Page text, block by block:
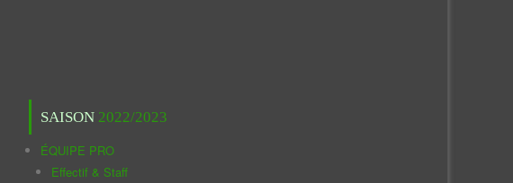
SAISON 2022/2023
ÉQUIPE PRO
Effectif & Staff